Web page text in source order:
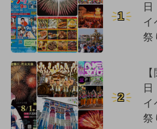
1
イ
祭
2
イ
祭